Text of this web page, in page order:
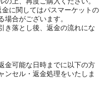
に関してはパスマーケットの
合がございます。
き落とし後、返金の流れにな
金可能な日時までに以下の方
ンセル・返金処理をいたしま